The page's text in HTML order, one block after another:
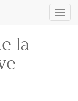
la